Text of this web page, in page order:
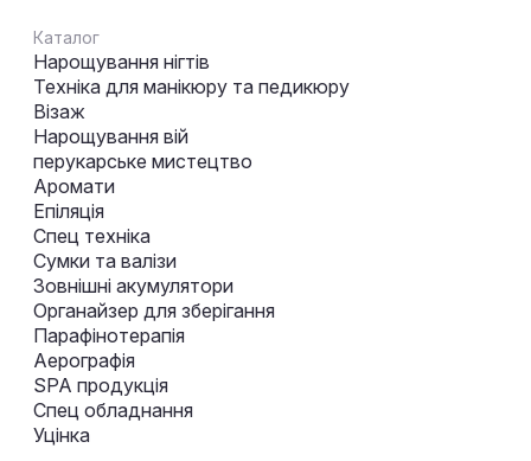
Каталог
Нарощування нігтів
Техніка для манікюру та педикюру
Візаж
Нарощування вій
перукарське мистецтво
Аромати
Епіляція
Спец техніка
Сумки та валізи
Зовнішні акумулятори
Органайзер для зберігання
Парафінотерапія
Аерографія
SPA продукція
Спец обладнання
Уцінка